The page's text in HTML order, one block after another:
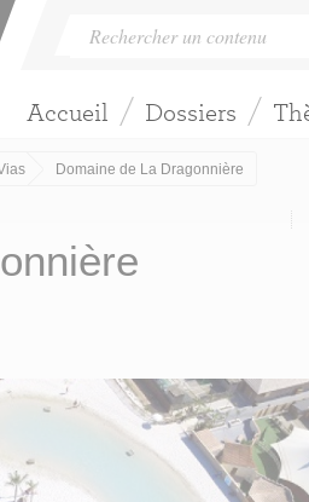
Accueil Dossiers
Domaine de La Dragonnière